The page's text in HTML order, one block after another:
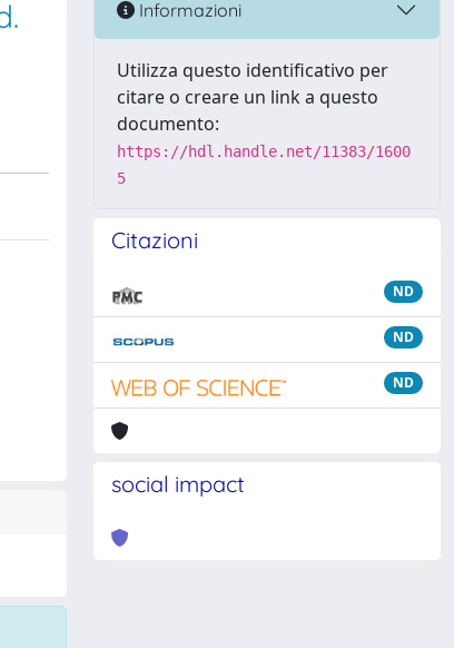
Informazioni
Utilizza questo identificativo per
citare o creare un link a questo
documento:
https://hdl.handle.net/11383/1600
5
Citazioni
ND
ND
ND
social impact